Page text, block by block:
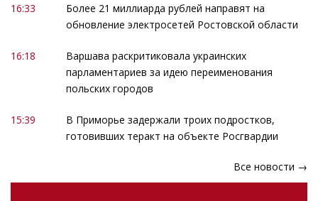
16:33
Более 21 миллиарда рублей направят на
обновление электросетей Ростовской области
16:18
Варшава раскритиковала украинских
парламентариев за идею переименования
польских городов
15:39
В Приморье задержали троих подростков,
готовивших теракт на объекте Росгвардии
Все новости →